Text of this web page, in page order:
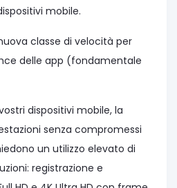
mobile.
classe di velocità per
delle app (fondamentale
dispositivi mobile, la
senza compromessi
un utilizzo elevato di
registrazione e